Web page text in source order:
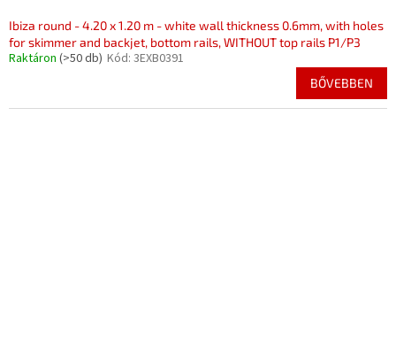
Ibiza round - 4.20 x 1.20 m - white wall thickness 0.6mm, with holes
for skimmer and backjet, bottom rails, WITHOUT top rails P1/P3
Raktáron (>50 db) Kód: 3EXB0391
BŐVEBBEN